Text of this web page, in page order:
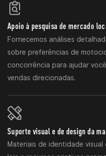
Apoio à pesquisa de mercado
Fornecemos análises
sobre preferências de
concorrência para ajudar
vendas direcionadas.
Suporte visual e de design da
Materiais de identidade